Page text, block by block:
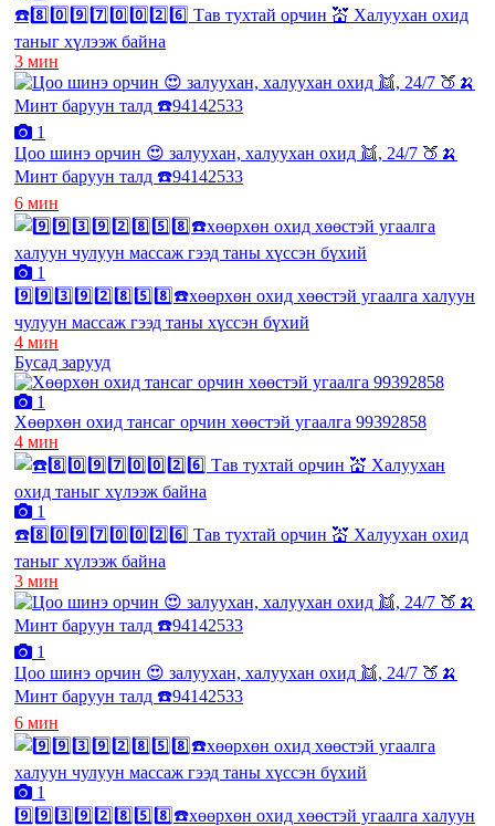
☎️8️⃣0️⃣9️⃣7️⃣0️⃣0️⃣2️⃣6️⃣ Тав тухтай орчин 💒 Халуухан охид
таныг хүлээж байна
3 мин
1
Цоо шинэ орчин 😍 залуухан, халуухан охид 👯, 24/7 🍑🍌
Минт баруун талд ☎️94142533
6 мин
1
9️⃣9️⃣3️⃣9️⃣2️⃣8️⃣5️⃣8️⃣☎️хөөрхөн охид хөөстэй угаалга халуун
чулуун массаж гээд таны хүссэн бүхий
4 мин
Бусад зарууд
1
Хөөрхөн охид тансаг орчин хөөстэй угаалга 99392858
4 мин
1
☎️8️⃣0️⃣9️⃣7️⃣0️⃣0️⃣2️⃣6️⃣ Тав тухтай орчин 💒 Халуухан охид
таныг хүлээж байна
3 мин
1
Цоо шинэ орчин 😍 залуухан, халуухан охид 👯, 24/7 🍑🍌
Минт баруун талд ☎️94142533
6 мин
1
9️⃣9️⃣3️⃣9️⃣2️⃣8️⃣5️⃣8️⃣☎️хөөрхөн охид хөөстэй угаалга халуун